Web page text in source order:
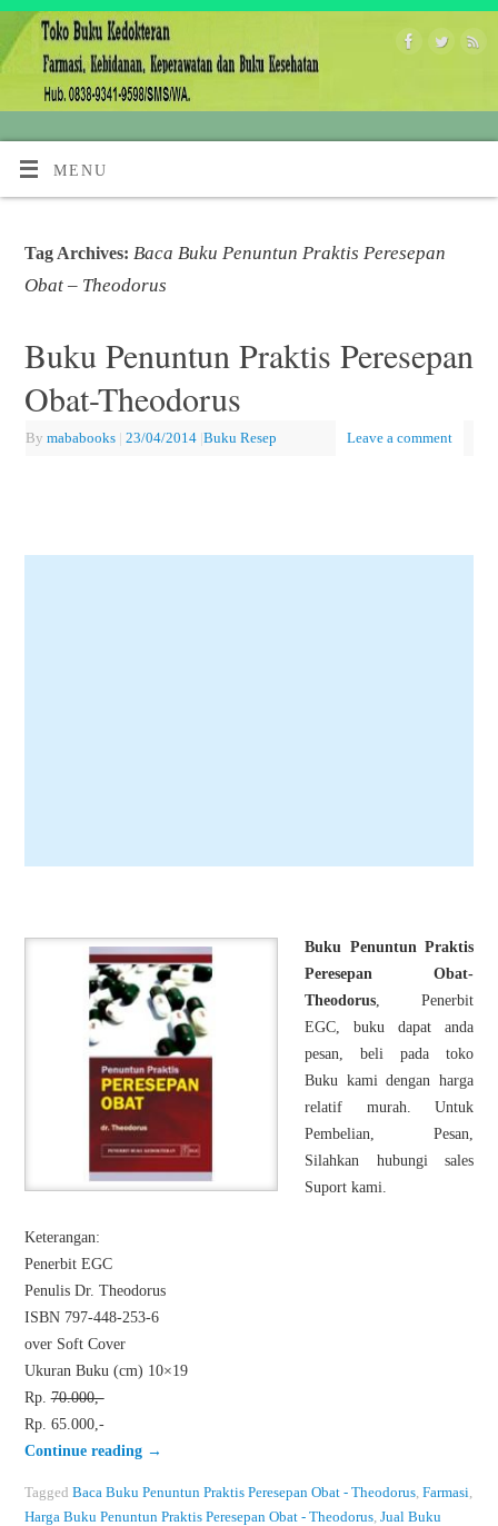
MENU
Tag Archives: Baca Buku Penuntun Praktis Peresepan
Obat – Theodorus
Buku Penuntun Praktis Peresepan
Obat-Theodorus
By mababooks | 23/04/2014 |Buku Resep Leave a comment
Buku Penuntun Praktis
Peresepan Obat-
Theodorus, Penerbit
EGC, buku dapat anda
pesan, beli pada toko
Buku kami dengan harga
relatif murah. Untuk
Pembelian, Pesan,
Silahkan hubungi sales
Suport kami.
Keterangan:
Penerbit EGC
Penulis Dr. Theodorus
ISBN 797-448-253-6
over Soft Cover
Ukuran Buku (cm) 10×19
Rp.70.000,-
Rp. 65.000,-
Continue reading →
Tagged Baca Buku Penuntun Praktis Peresepan Obat - Theodorus, Farmasi
Harga Buku Penuntun Praktis Peresepan Obat - Theodorus, Jual Buku